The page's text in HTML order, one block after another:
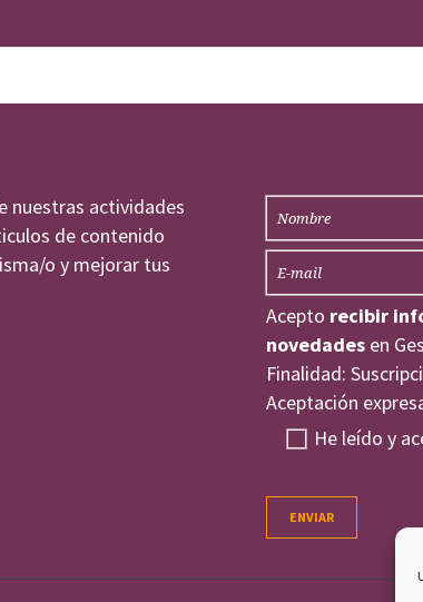
nuestras actividades
de contenido
o y mejorar tus
Acepto recibir
novedadesen
Finalidad:
Aceptación
He leído y